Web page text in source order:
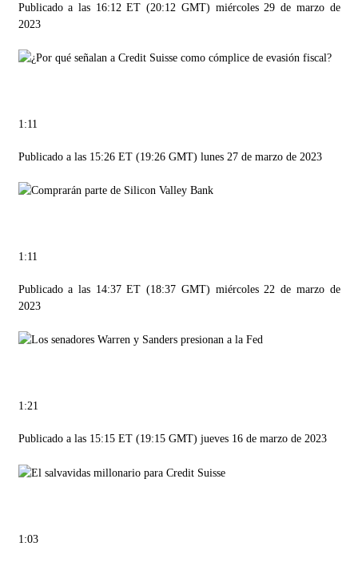
Publicado a las 16:12 ET (20:12 GMT) miércoles 29 de marzo de
2023
1:11
Publicado a las 15:26 ET (19:26 GMT) lunes 27 de marzo de 2023
1:11
Publicado a las 14:37 ET (18:37 GMT) miércoles 22 de marzo de
2023
1:21
Publicado a las 15:15 ET (19:15 GMT) jueves 16 de marzo de 2023
1:03